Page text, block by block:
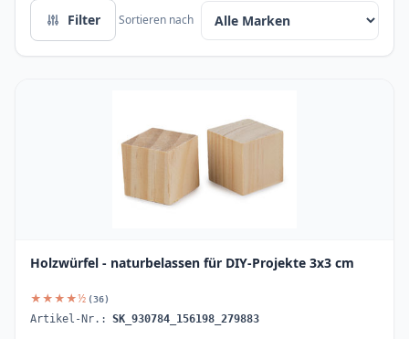
Filter Sortieren nach
Holzwürfel - naturbelassen für DIY-Projekte 3x3 cm
★★★★½ (36)
Artikel-Nr.: SK_930784_156198_279883